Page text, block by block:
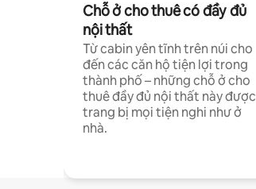
Chỗ ở cho thuê có đầy đủ
nội thất
Từ cabin yên tĩnh trên núi cho
đến các căn hộ tiện lợi trong
thành phố – những chỗ ở cho
thuê đầy đủ nội thất này được
trang bị mọi tiện nghi như ở
nhà.